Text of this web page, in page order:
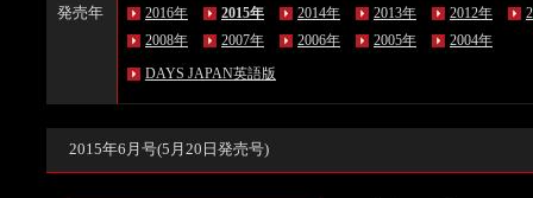
発売年 2016年 2015年 2014年 2013年 2012年
2008年
2007年 2006年 2005年 2004年
DAYS JAPAN英語版
2015年6月号(5月20日発売号)